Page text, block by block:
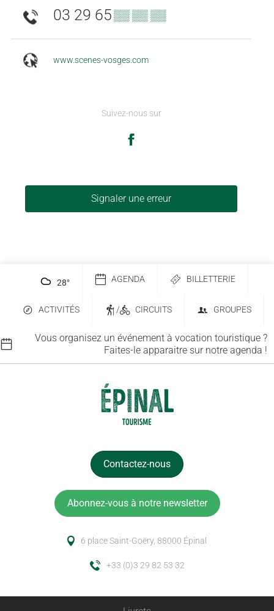
03 29 65▒▒ ▒▒ ▒▒
www.scenes-vosges.com
Suivez-nous sur
Signaler une erreur
28° AGENDA BILLETTERIE
ACTIVITÉS / CIRCUITS GROUPES
Vous organisez un événement à vocation touristique ?
Faites-le apparaitre sur notre agenda !
Contactez-nous
Abonnez-vous à notre newsletter
6 place Saint-Goëry, 88000 Épinal
+33 (0)3 29 82 53 32